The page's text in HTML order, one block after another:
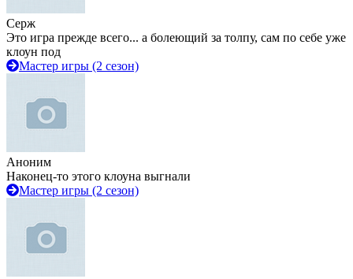
Серж
Это игра прежде всего... а болеющий за толпу, сам по себе уже
клоун под
Мастер игры (2 сезон)
Аноним
Наконец-то этого клоуна выгнали
Мастер игры (2 сезон)